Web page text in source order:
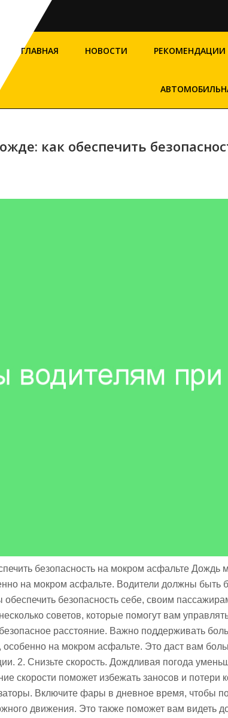
ГЛАВНАЯ НОВОСТИ
как обеспечить
безопасность на мокром асфальте Дождь
на мокром асфальте. Водители должны быть
безопасность себе, своим
советов, которые помогут вам
расстояние. Важно поддерживать
на мокром асфальте. Это даст вам
2. Снизьте скорость. Дождливая погода
скорости поможет избежать заносов и потери
Включите фары в дневное время, чтобы
движения. Это также поможет вам видеть